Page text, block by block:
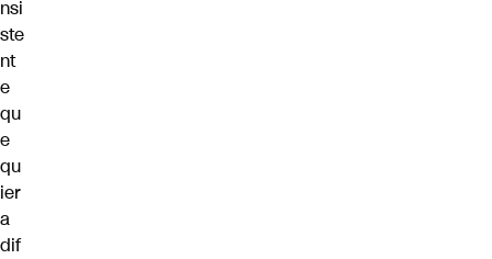
nsi
ste
nt
e
qu
e
qu
ier
a
dif